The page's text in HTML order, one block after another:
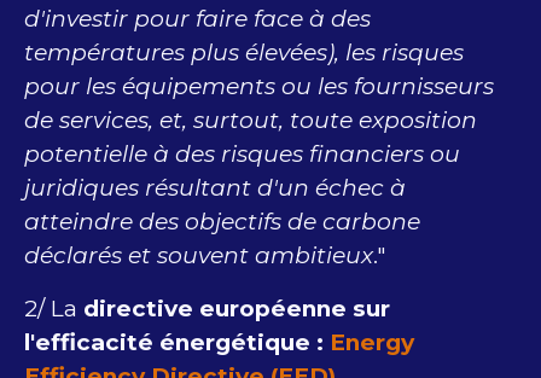
d'investir pour faire face à des
températures plus élevées), les risques
pour les équipements ou les fournisseurs
de services, et, surtout, toute exposition
potentielle à des risques financiers ou
juridiques résultant d'un échec à
atteindre des objectifs de carbone
déclarés et souvent ambitieux."
2/ La directive européenne sur
l'efficacité énergétique : Energy